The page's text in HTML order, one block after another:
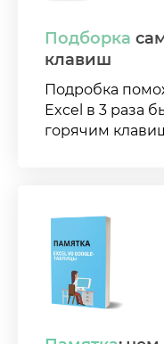
Подборка
клавиш
Подробка
Excel в 3 раза
горячим